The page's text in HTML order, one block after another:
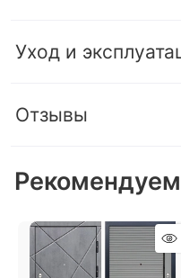
Уход и
Отзывы